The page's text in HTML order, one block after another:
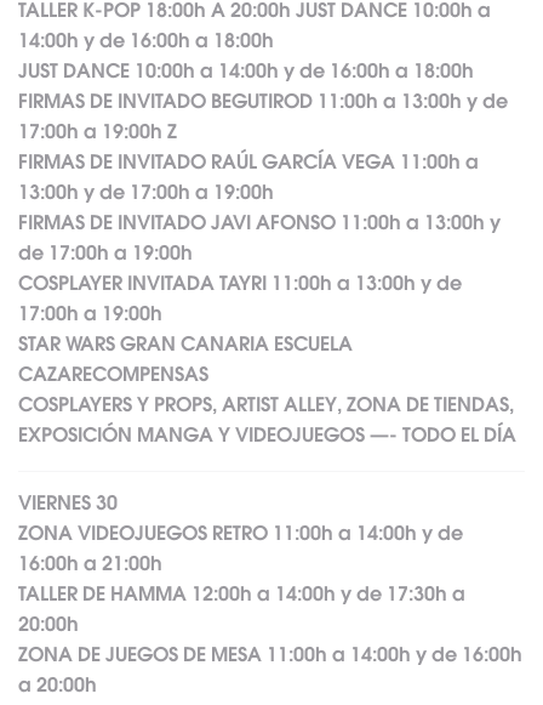
TALLER K-POP 18:00h A 20:00h JUST DANCE 10:00h a
14:00h y de 16:00h a 18:00h
JUST DANCE 10:00h a 14:00h y de 16:00h a 18:00h
FIRMAS DE INVITADO BEGUTIROD 11:00h a 13:00h y de
17:00h a 19:00h Z
FIRMAS DE INVITADO RAÚL GARCÍA VEGA 11:00h a
13:00h y de 17:00h a 19:00h
FIRMAS DE INVITADO JAVI AFONSO 11:00h a 13:00h y
de 17:00h a 19:00h
COSPLAYER INVITADA TAYRI 11:00h a 13:00h y de
17:00h a 19:00h
STAR WARS GRAN CANARIA ESCUELA
CAZARECOMPENSAS
COSPLAYERS Y PROPS, ARTIST ALLEY, ZONA DE TIENDAS,
EXPOSICIÓN MANGA Y VIDEOJUEGOS —- TODO EL DÍA
VIERNES 30
ZONA VIDEOJUEGOS RETRO 11:00h a 14:00h y de
16:00h a 21:00h
TALLER DE HAMMA 12:00h a 14:00h y de 17:30h a
20:00h
ZONA DE JUEGOS DE MESA 11:00h a 14:00h y de 16:00h
a 20:00h